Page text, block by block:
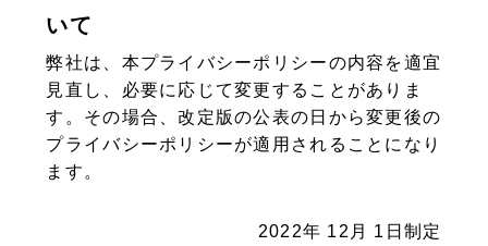
いて
弊社は、本プライバシーポリシーの内容を適宜
見直し、必要に応じて変更することがありま
す。その場合、改定版の公表の日から変更後の
プライバシーポリシーが適用されることになり
ます。
2022年 12月 1日制定